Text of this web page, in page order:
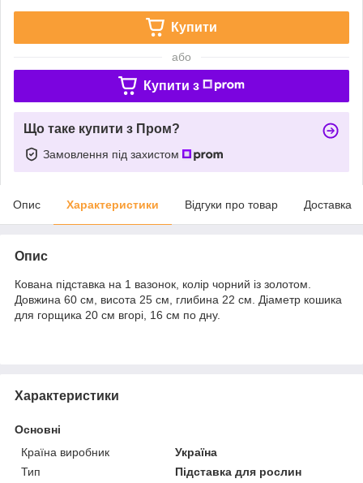
Купити
або
Купити з
Що таке купити з Пром?
Замовлення під захистом
Опис Характеристики Відгуки про товар Доставка
Опис
Кована підставка на 1 вазонок, колір чорний із золотом.
Довжина 60 см, висота 25 см, глибина 22 см. Діаметр кошика
для горщика 20 см вгорі, 16 см по дну.
Характеристики
Основні
Країна виробник
Україна
Тип
Підставка для рослин